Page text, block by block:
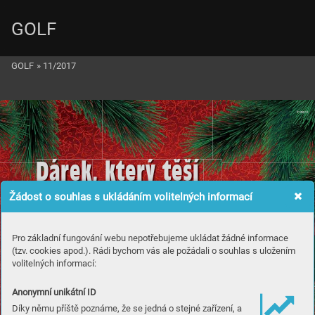
Žádost o souhlas s ukládáním volitelných informací
Pro základní fungování webu nepotřebujeme ukládat žádné informace
(tzv. cookies apod.). Rádi bychom vás ale požádali o souhlas s uložením
volitelných informací:
Anonymní unikátní ID
Díky němu příště poznáme, že se jedná o stejné zařízení, a
Dárek, který tší
a pomáhá
lék Wobenzym®
Inzerce
GOLF
GOLF » 11/2017